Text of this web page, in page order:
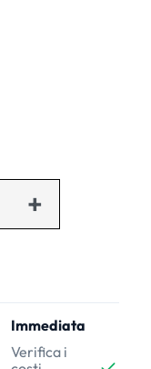
Immediata
Verifica i